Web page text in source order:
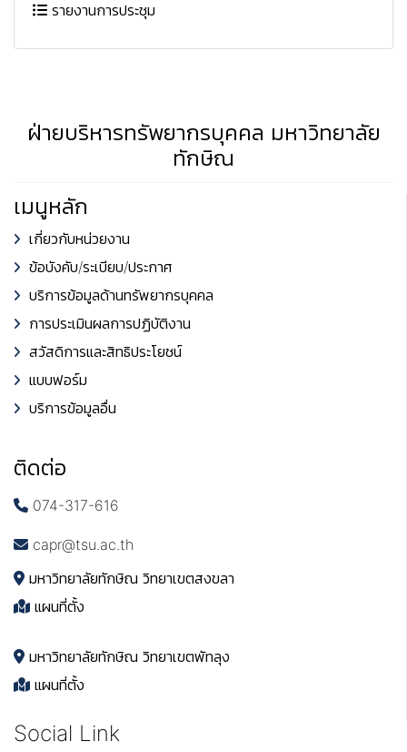
รายงานการประชุม
ฝ่ายบริหารทรัพยากรบุคคล มหาวิทยาลัย
ทักษิณ
เมนูหลัก
เกี่ยวกับหน่วยงาน
ข้อบังคับ/ระเบียบ/ประกาศ
บริการข้อมูลด้านทรัพยากรบุคคล
การประเมินผลการปฏิบัติงาน
สวัสดิการและสิทธิประโยชน์
แบบฟอร์ม
บริการข้อมูลอื่น
ติดต่อ
074-317-616
capr@tsu.ac.th
มหาวิทยาลัยทักษิณ วิทยาเขตสงขลา
แผนที่ตั้ง
มหาวิทยาลัยทักษิณ วิทยาเขตพัทลุง
แผนที่ตั้ง
Social Link